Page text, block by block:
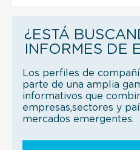
¿ESTÁ
INFORMES DE
Los perfiles de
parte de una amplia
informativos que
empresas,sectores y
mercados emergentes.